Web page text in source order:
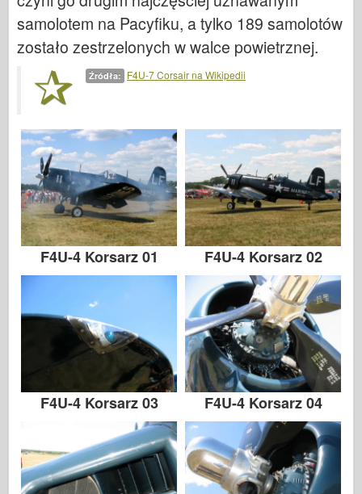
Spacer
Książki
Dvd
Kontakt
dziennik le
Zestawy
samolotem na Pacyfiku, a tylko 189 samolotów
zostało zestrzelonych w walce powietrznej.
Źródła: F4U-7 Corsair na Wikipedii
F4U-4 Korsarz 01 F4U-4 Korsarz 02
F4U-4 Korsarz 03 F4U-4 Korsarz 04